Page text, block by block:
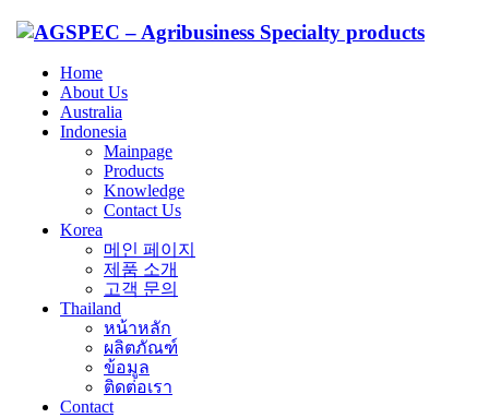
Home
About Us
Australia
Indonesia
Mainpage
Products
Knowledge
Contact Us
Korea
메인 페이지
제품 소개
고객 문의
Thailand
หน้าหลัก
ผลิตภัณฑ์
ข้อมูล
ติดต่อเรา
Contact